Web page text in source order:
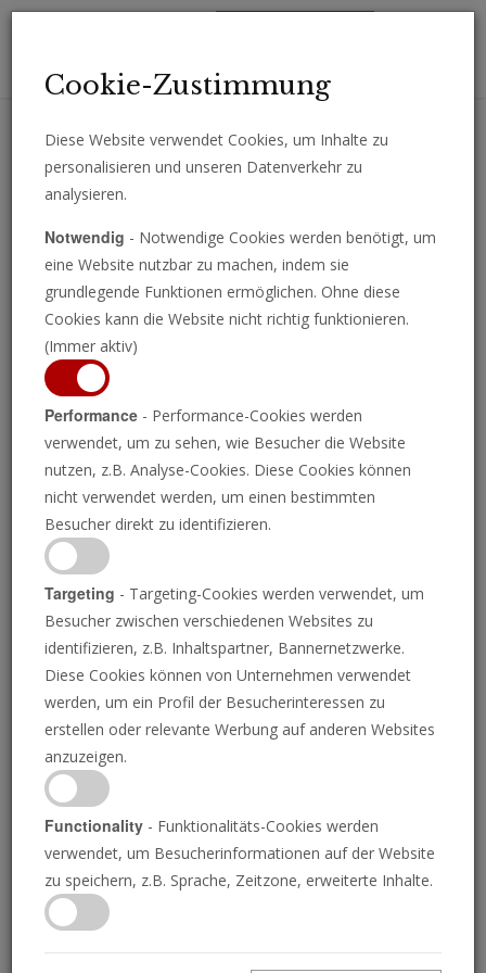
Erhalten Sie wichtige Analysen, Kommentare und Nachrichten
Putins Strategie, Europa
zu teilen, ist gescheitert
JEREMIAH JACQUES • 16.11.2018
„E s ist gut möglich, dass die Westeuropäer sich
nun mehr mit den Polen und Balten verbunden
fühlen, die schon seit langem vor Russlands
Cookie-Zustimmung
Diese Website verwendet Cookies, um Inhalte zu
personalisieren und unseren Datenverkehr zu
analysieren.
Notwendig - Notwendige Cookies werden benötigt, um
eine Website nutzbar zu machen, indem sie
grundlegende Funktionen ermöglichen. Ohne diese
Cookies kann die Website nicht richtig funktionieren.
(Immer aktiv)
Performance - Performance-Cookies werden
verwendet, um zu sehen, wie Besucher die Website
nutzen, z.B. Analyse-Cookies. Diese Cookies können
nicht verwendet werden, um einen bestimmten
Besucher direkt zu identifizieren.
Targeting - Targeting-Cookies werden verwendet, um
Besucher zwischen verschiedenen Websites zu
identifizieren, z.B. Inhaltspartner, Bannernetzwerke.
Diese Cookies können von Unternehmen verwendet
werden, um ein Profil der Besucherinteressen zu
erstellen oder relevante Werbung auf anderen Websites
anzuzeigen.
Functionality - Funktionalitäts-Cookies werden
verwendet, um Besucherinformationen auf der Website
zu speichern, z.B. Sprache, Zeitzone, erweiterte Inhalte.